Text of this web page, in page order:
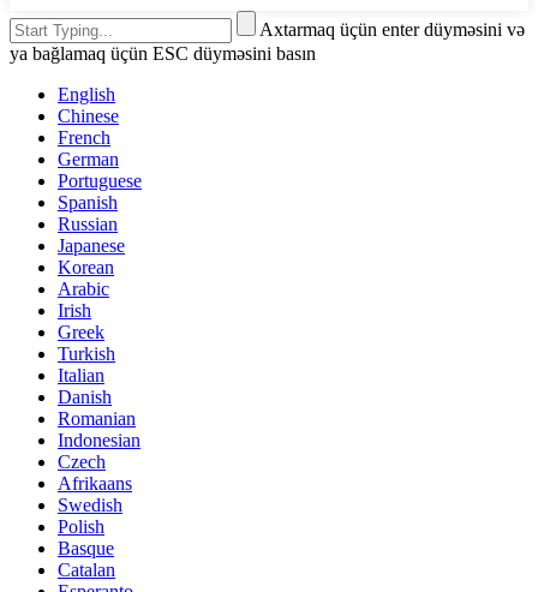
Axtarmaq üçün enter düyməsini və
ya bağlamaq üçün ESC düyməsini basın
English
Chinese
French
German
Portuguese
Spanish
Russian
Japanese
Korean
Arabic
Irish
Greek
Turkish
Italian
Danish
Romanian
Indonesian
Czech
Afrikaans
Swedish
Polish
Basque
Catalan